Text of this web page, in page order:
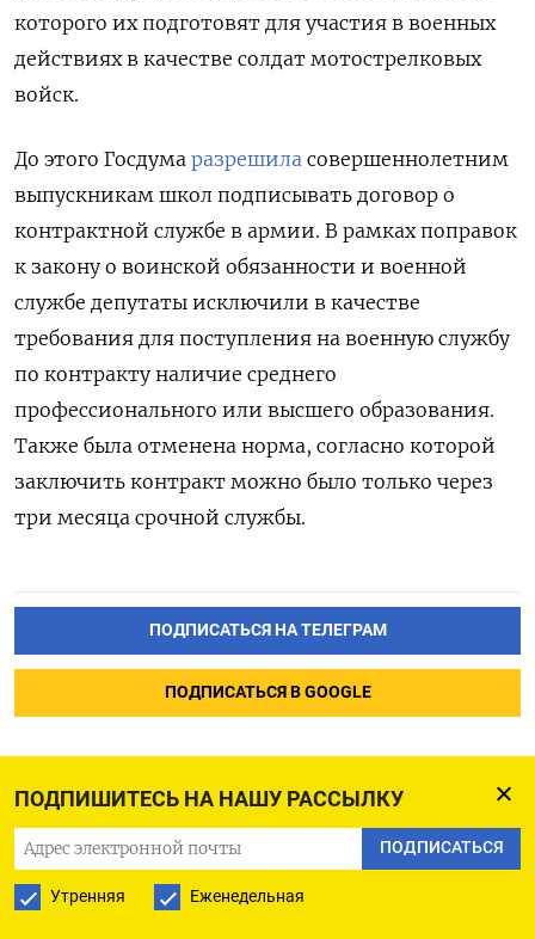
ПОДПИШИТЕСЬ НА НАШУ РАССЫЛКУ
ПОДПИСАТЬСЯ
Утренняя Еженедельная
которого их подготовят для участия в военных
действиях в качестве солдат мотострелковых
войск.
До этого Госдума разрешила совершеннолетним
выпускникам школ подписывать договор о
контрактной службе в армии. В рамках поправок
к закону о воинской обязанности и военной
службе депутаты исключили в качестве
требования для поступления на военную службу
по контракту наличие среднего
профессионального или высшего образования.
Также была отменена норма, согласно которой
заключить контракт можно было только через
три месяца срочной службы.
ПОДПИСАТЬСЯ НА ТЕЛЕГРАМ
ПОДПИСАТЬСЯ В GOOGLE
Аэрофлот планирует
перевезти в 24г не менее